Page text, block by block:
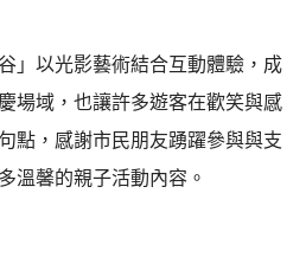
」以光影藝術結合互動體驗，成
場域，也讓許多遊客在歡笑與感
點，感謝市民朋友踴躍參與與支
溫馨的親子活動內容。